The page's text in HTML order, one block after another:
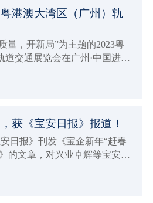
港澳大湾区（广州）轨
量，开新局”为主题的2023粤
道交通展览会在广州·中国进出
品研发制造商——兴业卓辉受
获《宝安日报》报道！
日报》刊发《宝企新年“赶春
的文章，对兴业卓辉等宝安区
布后，引发广泛关注。